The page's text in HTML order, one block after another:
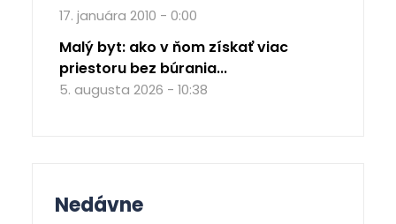
17. januára 2010 - 0:00
Malý byt: ako v ňom získať viac
priestoru bez búrania...
5. augusta 2026 - 10:38
Nedávne